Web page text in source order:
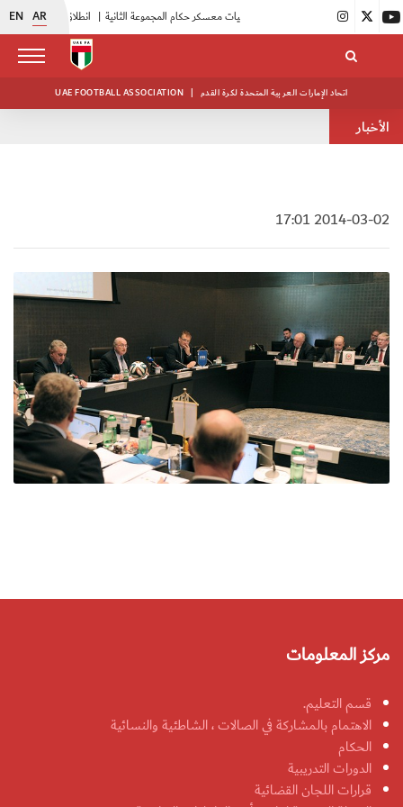
EN AR انطلاق منافسات بطولة النخبة لحرس الرئاسة |
UAE FOOTBALL ASSOCIATION | اتحاد الإمارات العربية المتحدة لكرة القدم
الأخبار
2014-03-02 17:01
مركز المعلومات
قسم التعليم.
الاهتمام بالمشاركة في الصالات ، الشاطئية والنسائية
الحكام
الدورات التدريبية
قرارات اللجان القضائية